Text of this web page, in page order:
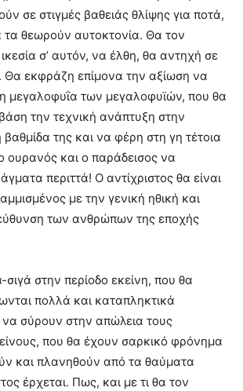
σε στιγμές βαθειάς θλίψης για ποτά,
τα θεωρούν αυτοκτονία. Θα τον
σ’ αυτόν, να έλθη, θα αντηχή σε
Θα εκφράζη επίμονα την αξίωση να
η μεγαλοφυΐα των μεγαλοφυϊών, που θα
την τεχνική ανάπτυξη στην
της και να φέρη στη γη τέτοια
ουρανός και ο παράδεισος να
περιττά! Ο αντίχριστος θα είναι
με την γενική ηθική και
των ανθρώπων της εποχής
σιγά στην περίοδο εκείνη, που θα
πολλά και καταπληκτικά
σύρουν στην απώλεια τους
που θα έχουν σαρκικό φρόνημα
και πλανηθούν από τα θαύματα
έρχεται. Πως, και με τι θα τον